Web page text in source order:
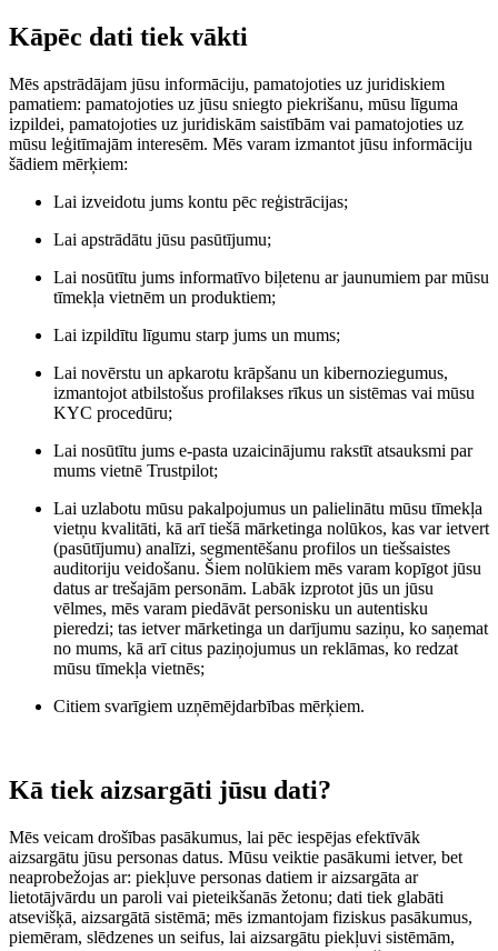
Kāpēc dati tiek vākti
Mēs apstrādājam jūsu informāciju, pamatojoties uz juridiskiem
pamatiem: pamatojoties uz jūsu sniegto piekrišanu, mūsu līguma
izpildei, pamatojoties uz juridiskām saistībām vai pamatojoties uz
mūsu leģitīmajām interesēm. Mēs varam izmantot jūsu informāciju
šādiem mērķiem:
Lai izveidotu jums kontu pēc reģistrācijas;
Lai apstrādātu jūsu pasūtījumu;
Lai nosūtītu jums informatīvo biļetenu ar jaunumiem par mūsu
tīmekļa vietnēm un produktiem;
Lai izpildītu līgumu starp jums un mums;
Lai novērstu un apkarotu krāpšanu un kibernoziegumus,
izmantojot atbilstošus profilakses rīkus un sistēmas vai mūsu
KYC procedūru;
Lai nosūtītu jums e-pasta uzaicinājumu rakstīt atsauksmi par
mums vietnē Trustpilot;
Lai uzlabotu mūsu pakalpojumus un palielinātu mūsu tīmekļa
vietņu kvalitāti, kā arī tiešā mārketinga nolūkos, kas var ietvert
(pasūtījumu) analīzi, segmentēšanu profilos un tiešsaistes
auditoriju veidošanu. Šiem nolūkiem mēs varam kopīgot jūsu
datus ar trešajām personām. Labāk izprotot jūs un jūsu
vēlmes, mēs varam piedāvāt personisku un autentisku
pieredzi; tas ietver mārketinga un darījumu saziņu, ko saņemat
no mums, kā arī citus paziņojumus un reklāmas, ko redzat
mūsu tīmekļa vietnēs;
Citiem svarīgiem uzņēmējdarbības mērķiem.
Kā tiek aizsargāti jūsu dati?
Mēs veicam drošības pasākumus, lai pēc iespējas efektīvāk
aizsargātu jūsu personas datus. Mūsu veiktie pasākumi ietver, bet
neaprobežojas ar: piekļuve personas datiem ir aizsargāta ar
lietotājvārdu un paroli vai pieteikšanās žetonu; dati tiek glabāti
atsevišķā, aizsargātā sistēmā; mēs izmantojam fiziskus pasākumus,
piemēram, slēdzenes un seifus, lai aizsargātu piekļuvi sistēmām,